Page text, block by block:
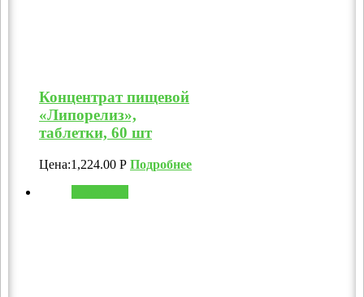
Концентрат пищевой
«Липорелиз»,
таблетки, 60 шт
Цена:1,224.00 Р Подробнее